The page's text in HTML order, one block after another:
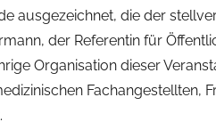
ausgezeichnet, die der
der Referentin für
Organisation dieser
Fachangestellten,